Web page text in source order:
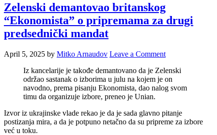
Zelenski demantovao britanskog
“Ekonomista” o pripremama za drugi
predsednički mandat
April 5, 2025 by Mitko Arnaudov Leave a Comment
Iz kancelarije je takođe demantovano da je Zelenski
održao sastanak o izborima u julu na kojem je on
navodno, prema pisanju Ekonomista, dao nalog svom
timu da organizuje izbore, preneo je Unian.
Izvor iz ukrajinske vlade rekao je da je sada glavno pitanje
postizanja mira, a da je potpuno netačno da su pripreme za izbore
već u toku.